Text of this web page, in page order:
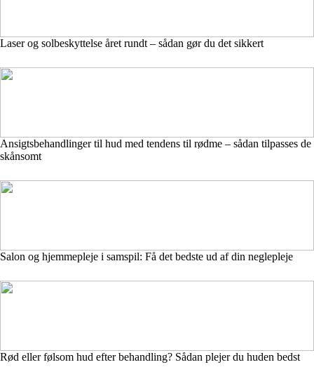
Laser og solbeskyttelse året rundt – sådan gør du det sikkert
Ansigtsbehandlinger til hud med tendens til rødme – sådan tilpasses de
skånsomt
Salon og hjemmepleje i samspil: Få det bedste ud af din neglepleje
Rød eller følsom hud efter behandling? Sådan plejer du huden bedst